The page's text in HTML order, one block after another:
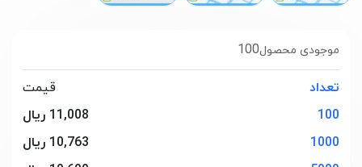
100موجودی محصول
تعداد
قیمت
100
11,008 ریال
1000
10,763 ریال